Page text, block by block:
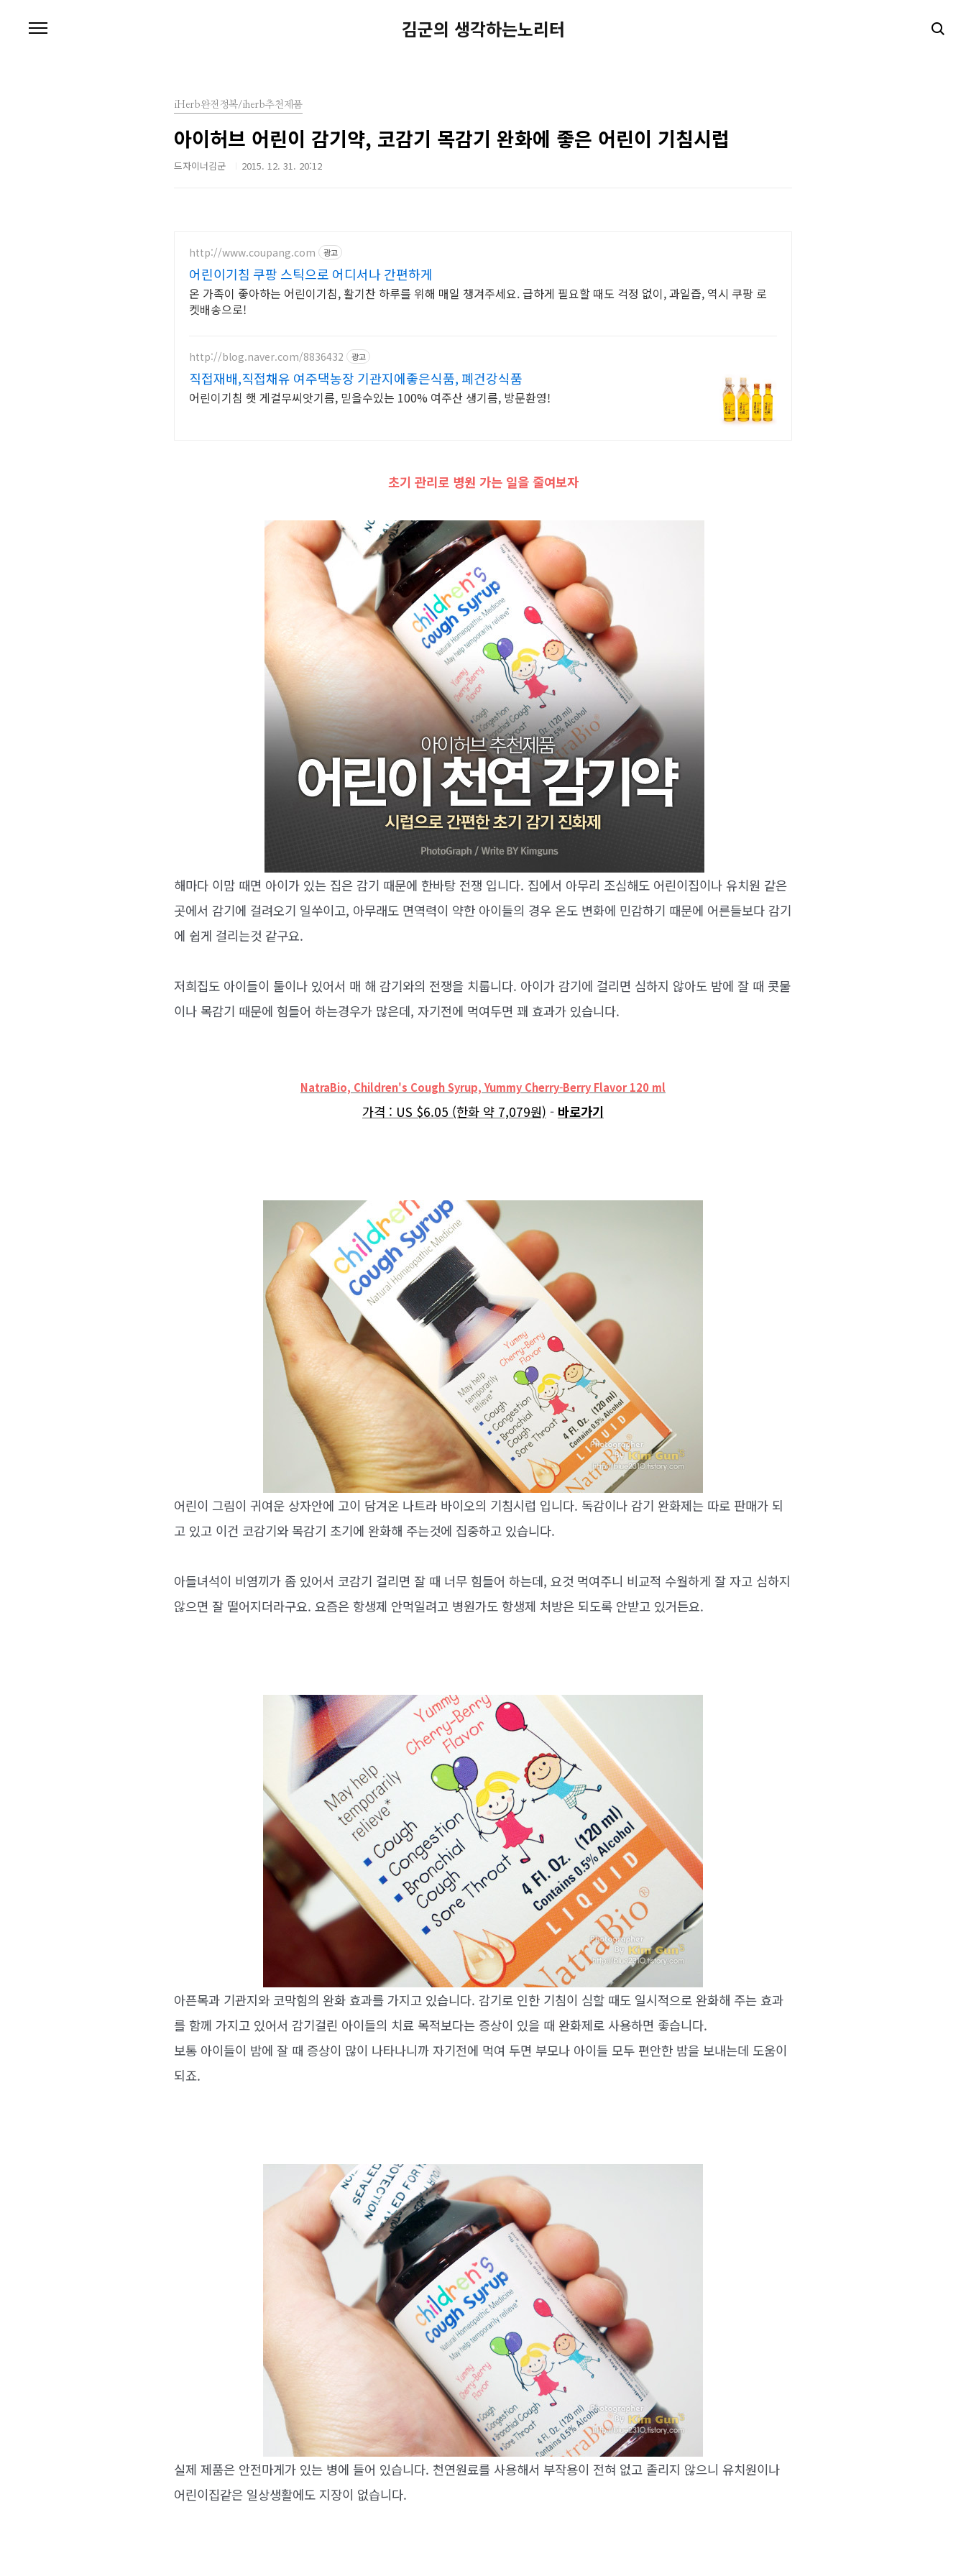
김군의 생각하는노리터
iHerb완전정복/iherb추천제품
아이허브 어린이 감기약, 코감기 목감기 완화에 좋은 어린이 기침시럽
드자이너김군 2015. 12. 31. 20:12
http://www.coupang.com 광고
어린이기침 쿠팡 스틱으로 어디서나 간편하게
온 가족이 좋아하는 어린이기침, 활기찬 하루를 위해 매일 챙겨주세요. 급하게 필요할 때도 걱정 없이, 과일즙, 역시 쿠팡 로
켓배송으로!
http://blog.naver.com/8836432 광고
직접재배,직접채유 여주댁농장 기관지에좋은식품, 폐건강식품
어린이기침 햇 게걸무씨앗기름, 믿을수있는 100% 여주산 생기름, 방문환영!
초기 관리로 병원 가는 일을 줄여보자
해마다 이맘 때면 아이가 있는 집은 감기 때문에 한바탕 전쟁 입니다. 집에서 아무리 조심해도 어린이집이나 유치원 같은
곳에서 감기에 걸려오기 일쑤이고, 아무래도 면역력이 약한 아이들의 경우 온도 변화에 민감하기 때문에 어른들보다 감기
에 쉽게 걸리는것 같구요.
저희집도 아이들이 둘이나 있어서 매 해 감기와의 전쟁을 치룹니다. 아이가 감기에 걸리면 심하지 않아도 밤에 잘 때 콧물
이나 목감기 때문에 힘들어 하는경우가 많은데, 자기전에 먹여두면 꽤 효과가 있습니다.
NatraBio, Children's Cough Syrup, Yummy Cherry-Berry Flavor120 ml
가격 : US $6.05 (한화 약 7,079원) - 바로가기
어린이 그림이 귀여운 상자안에 고이 담겨온 나트라 바이오의 기침시럽 입니다. 독감이나 감기 완화제는 따로 판매가 되
고 있고 이건 코감기와 목감기 초기에 완화해 주는것에 집중하고 있습니다.
아들녀석이 비염끼가 좀 있어서 코감기 걸리면 잘 때 너무 힘들어 하는데, 요것 먹여주니 비교적 수월하게 잘 자고 심하지
않으면 잘 떨어지더라구요. 요즘은 항생제 안먹일려고 병원가도 항생제 처방은 되도록 안받고 있거든요.
아픈목과 기관지와 코막힘의 완화 효과를 가지고 있습니다. 감기로 인한 기침이 심할 때도 일시적으로 완화해 주는 효과
를 함께 가지고 있어서 감기걸린 아이들의 치료 목적보다는 증상이 있을 때 완화제로 사용하면 좋습니다.
보통 아이들이 밤에 잘 때 증상이 많이 나타나니까 자기전에 먹여 두면 부모나 아이들 모두 편안한 밤을 보내는데 도움이
되죠.
실제 제품은 안전마게가 있는 병에 들어 있습니다. 천연원료를 사용해서 부작용이 전혀 없고 졸리지 않으니 유치원이나
어린이집같은 일상생활에도 지장이 없습니다.